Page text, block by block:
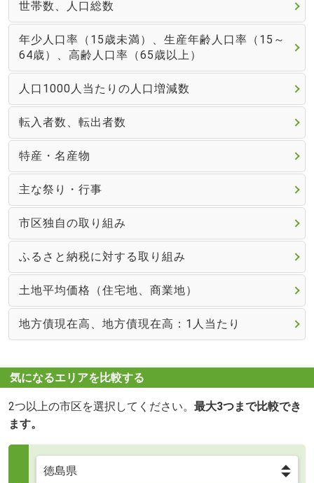
世帯数、人口総数
年少人口率（15歳未満）、生産年齢人口率（15～
64歳）、高齢人口率（65歳以上）
人口1000人当たりの人口増減数
転入者数、転出者数
特産・名産物
主な祭り・行事
市区独自の取り組み
ふるさと納税に対する取り組み
土地平均価格（住宅地、商業地）
地方債現在高、地方債現在高：1人当たり
気になるエリアを比較する
2つ以上の市区を選択してください。 最大3つまで比較でき
ます。